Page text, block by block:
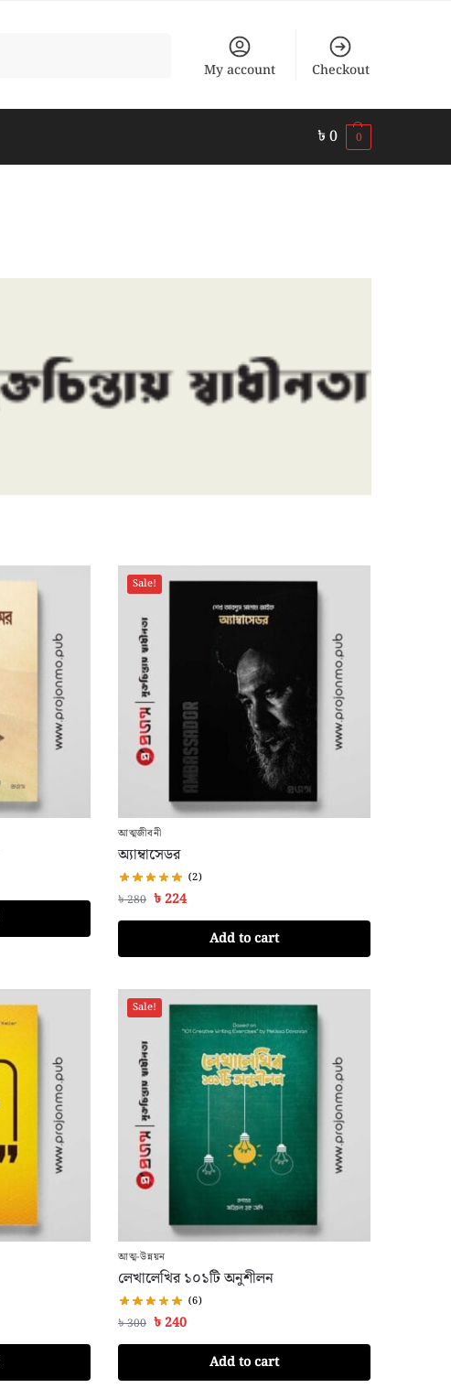
My account Checkout
৳0 0
Sale!
আত্মজীবনী
অ্যাম্বাসেডর
(2)
৳280 ৳224
Add to cart
Sale!
আত্ম-উন্নয়ন
লেখালেখির ১০১টি অনুশীলন
(6)
৳300 ৳240
Add to cart